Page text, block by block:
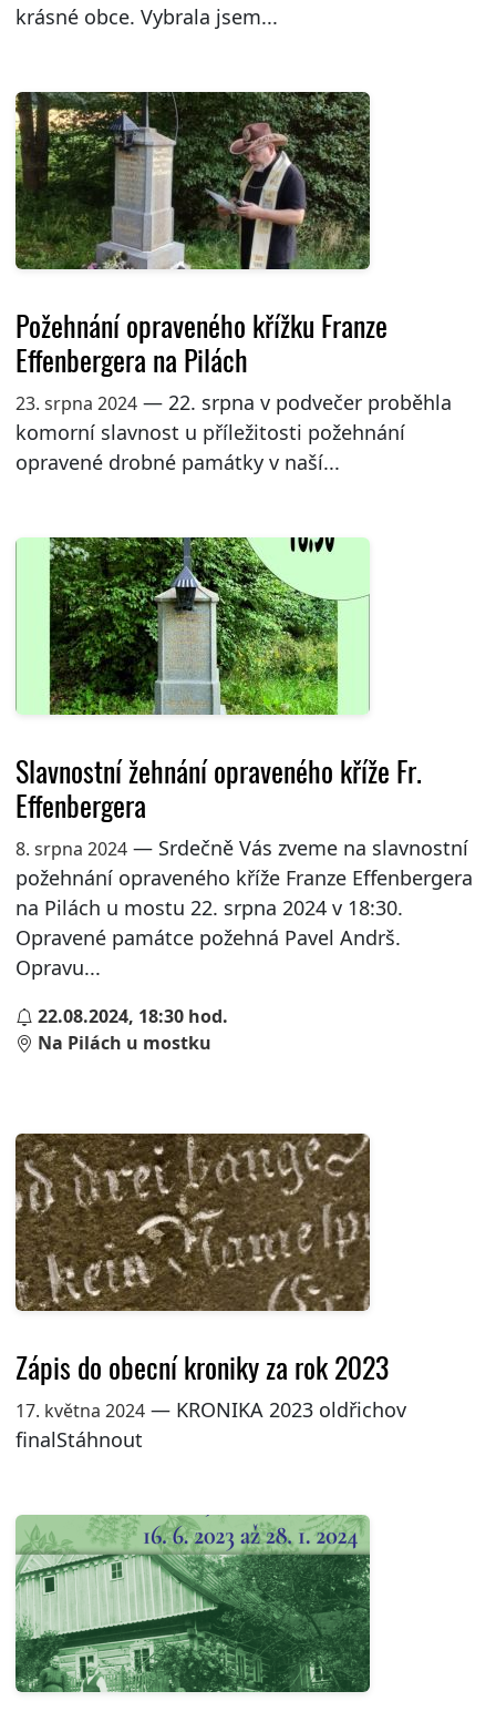
krásné obce. Vybrala jsem...
Požehnání opraveného křížku Franze
Effenbergera na Pilách
23. srpna 2024— 22. srpna v podvečer proběhla
komorní slavnost u příležitosti požehnání
opravené drobné památky v naší...
Slavnostní žehnání opraveného kříže Fr.
Effenbergera
8. srpna 2024— Srdečně Vás zveme na slavnostní
požehnání opraveného kříže Franze Effenbergera
na Pilách u mostu 22. srpna 2024 v 18:30.
Opravené památce požehná Pavel Andrš.
Opravu...
22.08.2024, 18:30 hod.
Na Pilách u mostku
Zápis do obecní kroniky za rok 2023
17. května 2024— KRONIKA 2023 oldřichov
finalStáhnout